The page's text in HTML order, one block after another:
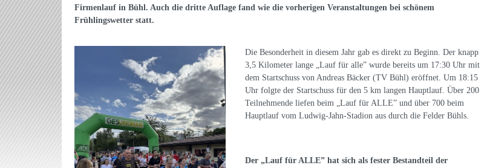
Firmenlauf in Bühl. Auch die dritte Auflage fand wie die vorherigen Veranstaltungen bei schönem
Frühlingswetter statt.
Die Besonderheit in diesem Jahr gab es direkt zu Beginn. Der knapp
3,5 Kilometer lange „Lauf für alle” wurde bereits um 17:30 Uhr mit
dem Startschuss von Andreas Bäcker (TV Bühl) eröffnet. Um 18:15
Uhr folgte der Startschuss für den 5 km langen Hauptlauf. Über 200
Teilnehmende liefen beim „Lauf für ALLE” und über 700 beim
Hauptlauf vom Ludwig-Jahn-Stadion aus durch die Felder Bühls.
Der „Lauf für ALLE” hat sich als fester Bestandteil der